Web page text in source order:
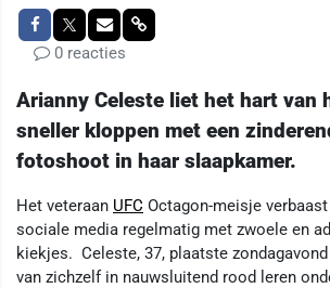
0 reacties
Arianny Celeste liet het hart van
sneller kloppen met een
fotoshoot in haar slaapkamer.
Het veteraan UFC Octagon-meisje
sociale media regelmatig met zwoele en
kiekjes. Celeste, 37, plaatste
van zichzelf in nauwsluitend rood leren